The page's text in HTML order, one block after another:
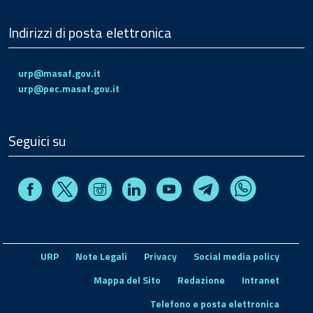
Indirizzi di posta elettronica
urp@masaf.gov.it
urp@pec.masaf.gov.it
Seguici su
FacebookX InstagramLinkedin Youtube TelegramWhatsapp
URP Note Legali Privacy
Social media policy
Mappa del Sito
Redazione
Intranet
Telefono e posta elettronica